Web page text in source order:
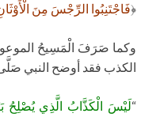
﴿فَاجْتَنِبُوا الرِّجْسَ مِنَ
وكما صَرَفَ الْمَسِيحُ
الكذب فقد أوضح النبي
“لَيْسَ الْكَذَّابُ الَّذِي يُصْلِحُ